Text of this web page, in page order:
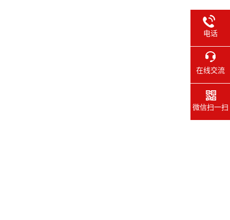
电话
在线交流
微信扫一扫